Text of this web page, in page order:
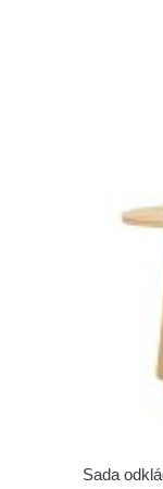
Sada